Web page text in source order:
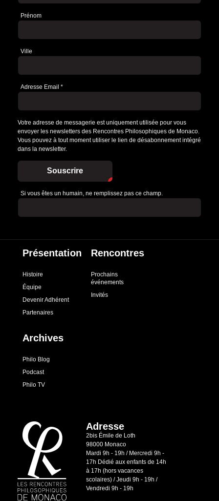
Prénom
Ville
Adresse Email *
Votre adresse de messagerie est uniquement utilisée pour vous
envoyer les newsletters des Rencontres Philosophiques de Monaco.
Vous pouvez à tout moment utiliser le lien de désabonnement intégré
dans la newsletter.
Souscrire
Si vous êtes un humain, ne remplissez pas ce champ.
Présentation
Histoire
Équipe
Devenir Adhérent
Partenaires
Rencontres
Prochains
événements
Invités
Archives
Philo Blog
Podcast
Philo TV
Adresse
2bis Émile de Loth
98000 Monaco
Mardi 9h - 19h / Mercredi 9h -
17h Dédié aux enfants de 14h
à 17h (hors vacances
scolaires) / Jeudi 9h - 19h /
Vendredi 9h - 19h